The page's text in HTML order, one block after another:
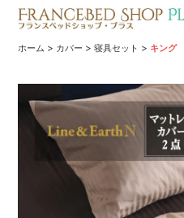
ホーム > カバー >寝具セット > キング